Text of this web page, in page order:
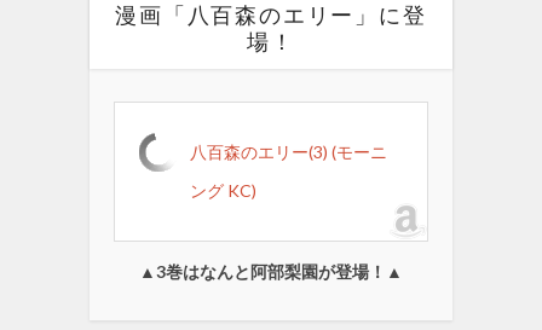
漫画「八百森のエリー」に登
場！
八百森のエリー(3) (モーニ
ング KC)
▲3巻はなんと阿部梨園が登場！▲